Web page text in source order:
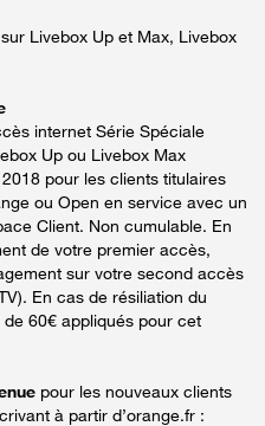
Livebox Up et Max, Livebox
internet Série Spéciale
Up ou Livebox Max
pour les clients titulaires
ou Open en service avec un
Client. Non cumulable. En
de votre premier accès,
sur votre second accès
En cas de résiliation du
60€ appliqués pour cet
pour les nouveaux clients
à partir d’orange.fr :